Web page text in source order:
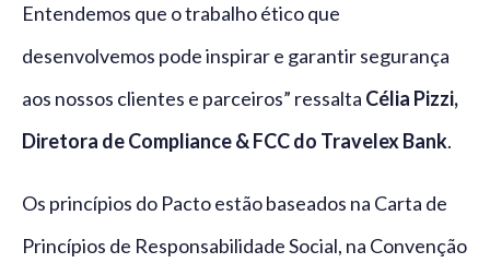
Entendemos que o trabalho ético que
desenvolvemos pode inspirar e garantir segurança
aos nossos clientes e parceiros” ressalta Célia Pizzi,
Diretora de Compliance & FCC do Travelex Bank.
Os princípios do Pacto estão baseados na Carta de
Princípios de Responsabilidade Social, na Convenção